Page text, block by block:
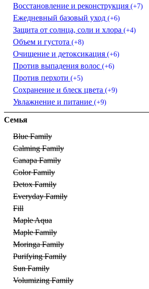
Восстановление и реконструкция (+7)
Ежедневный базовый уход (+6)
Защита от солнца, соли и хлора (+4)
Объем и густота (+8)
Очищение и детоксикация (+6)
Против выпадения волос (+6)
Против перхоти (+5)
Сохранение и блеск цвета (+9)
Увлажнение и питание (+9)
Семья
Blue Family
Calming Family
Canapa Family
Color Family
Detox Family
Everyday Family
Fill
Maple Aqua
Maple Family
Moringa Family
Purifying Family
Sun Family
Volumizing Family